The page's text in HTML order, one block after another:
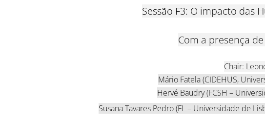
Sessão F3: O impacto das
Com a presença
Chair:
Mário Fatela (CIDEHUS,
Hervé Baudry (FCSH –
Susana Tavares Pedro (FL – Universidade de